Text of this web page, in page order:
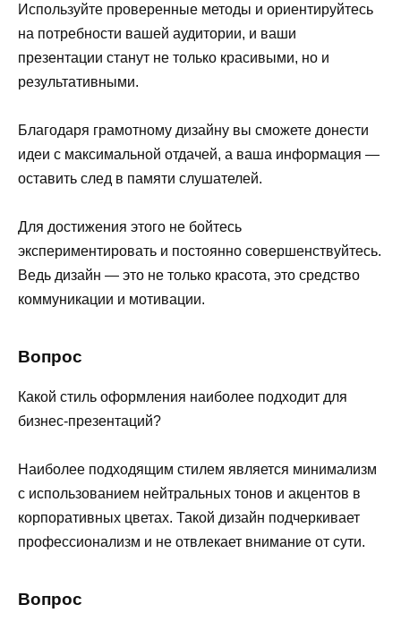
Используйте проверенные методы и ориентируйтесь
на потребности вашей аудитории, и ваши
презентации станут не только красивыми, но и
результативными.
Благодаря грамотному дизайну вы сможете донести
идеи с максимальной отдачей, а ваша информация —
оставить след в памяти слушателей.
Для достижения этого не бойтесь
экспериментировать и постоянно совершенствуйтесь.
Ведь дизайн — это не только красота, это средство
коммуникации и мотивации.
Вопрос
Какой стиль оформления наиболее подходит для
бизнес-презентаций?
Наиболее подходящим стилем является минимализм
с использованием нейтральных тонов и акцентов в
корпоративных цветах. Такой дизайн подчеркивает
профессионализм и не отвлекает внимание от сути.
Вопрос